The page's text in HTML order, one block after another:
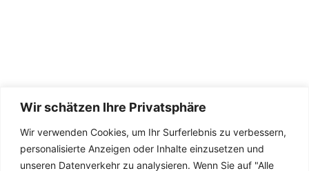
Wir schätzen Ihre Privatsphäre
Wir verwenden Cookies, um Ihr Surferlebnis zu verbessern,
personalisierte Anzeigen oder Inhalte einzusetzen und
unseren Datenverkehr zu analysieren. Wenn Sie auf "Alle